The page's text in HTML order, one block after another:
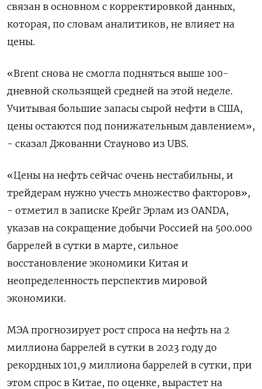
связан в основном с корректировкой данных,
которая, по словам аналитиков, не влияет на
цены.
«Brent снова не смогла подняться выше 100-
дневной скользящей средней на этой неделе.
Учитывая большие запасы сырой нефти в США,
цены остаются под понижательным давлением»,
- сказал Джованни Стауново из UBS.
«Цены на нефть сейчас очень нестабильны, и
трейдерам нужно учесть множество факторов»,
- отметил в записке Крейг Эрлам из OANDA,
указав на сокращение добычи Россией на 500.000
баррелей в сутки в марте, сильное
восстановление экономики Китая и
неопределенность перспектив мировой
экономики.
МЭА прогнозирует рост спроса на нефть на 2
миллиона баррелей в сутки в 2023 году до
рекордных 101,9 миллиона баррелей в сутки, при
этом спрос в Китае, по оценке, вырастет на